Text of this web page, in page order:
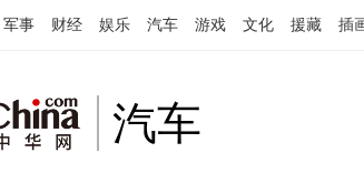
军事 财经 娱乐 汽车 游戏 文化 援藏 插
汽车